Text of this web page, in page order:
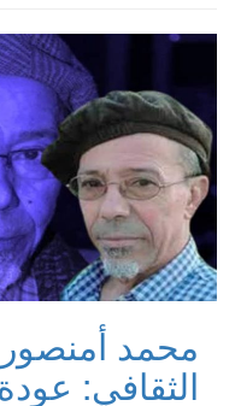
محمد أمنصور
الثقافي: